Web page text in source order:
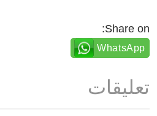
Share on:
WhatsApp
تعليقات